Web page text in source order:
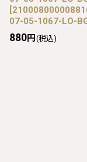
[
07-05-1067-LO-
880円 (税込)